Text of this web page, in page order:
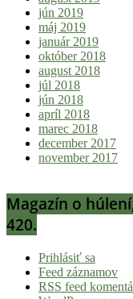
jún 2019
máj 2019
január 2019
október 2018
august 2018
júl 2018
jún 2018
apríl 2018
marec 2018
december 2017
november 2017
Magazín o
420.
Prihlásiť sa
Feed záznamov
RSS feed